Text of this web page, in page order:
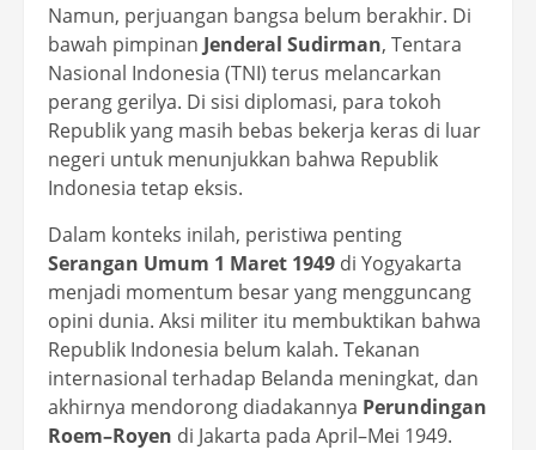
Namun, perjuangan bangsa belum berakhir. Di
bawah pimpinan Jenderal Sudirman, Tentara
Nasional Indonesia (TNI) terus melancarkan
perang gerilya. Di sisi diplomasi, para tokoh
Republik yang masih bebas bekerja keras di luar
negeri untuk menunjukkan bahwa Republik
Indonesia tetap eksis.
Dalam konteks inilah, peristiwa penting
Serangan Umum 1 Maret 1949 di Yogyakarta
menjadi momentum besar yang mengguncang
opini dunia. Aksi militer itu membuktikan bahwa
Republik Indonesia belum kalah. Tekanan
internasional terhadap Belanda meningkat, dan
akhirnya mendorong diadakannya Perundingan
Roem–Royen di Jakarta pada April–Mei 1949.